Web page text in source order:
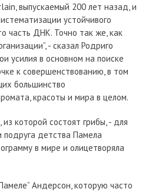
выпускаемый 200 лет назад, и
устойчивого
часть ДНК. Точно так же, как
- сказал Родриго
усилия в основном на поиске
к совершенствованию, в том
большинство
красоты и мира в целом.
которой состоят грибы, - для
подруга детства Памела
в мире и олицетворяла
Андерсон, которую часто